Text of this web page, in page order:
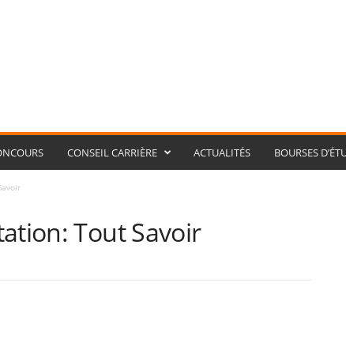
CONSEIL CARRIÈRE ACTUALITÉS BOURSES
Tout Savoir